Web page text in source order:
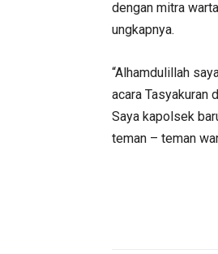
dengan mitra
ungkapnya.
“Alhamdulillah
acara Tasyakuran
Saya kapolsek
teman – teman